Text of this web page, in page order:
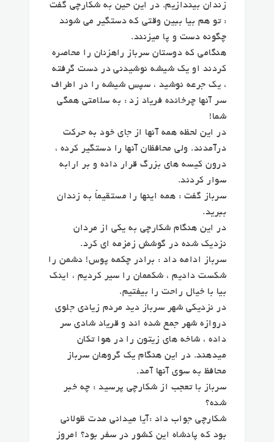
زندان بیندازیم. در این حین به شکارچی گفت
: تو هم بیا ببین وقتی که دستگیر می شوند
چگونه دست و پا میزنند.
هنگامی که دوستان سرباز راهزنان را محاصره
کردند او یک شیشه نوشیدنی در دست گرفته
، یک جرعه نوشید ، سپس شیشه را در اطراف
سر آنها چرخانده فریاد زد : به سلامتی همگی
شما!
در این لحظه همه آنها از جای خود به حرکت
درآمدند. ولی محافظان آنها را دستگیر کرده ،
درون کیسه های بزرگ قرار داده و بر ارابه
سوار کردند.
سرباز گفت : همه اینها را مستقیماً به زندان
ببرید.
در این هنگام شکارچی به یکی از مردان
نزدیک شده در گوشش زمزمه ای کرد.
سرباز ادامه داد : برادر چکمه پوس! دشمن را
شکست دادیم ، شکممان را سیر کردیم ، اینک
بیا با خیال راحت را بیفتیم.
در نزدیکی شهر سرباز دید مردم زیادی جلوی
دروازه شهر جمع شده اند و قریاد شادی سر
داده ، شاخه های زیتون را در هوا تکان
میدهند. در این هنگام یک گروهان سرباز
محافظ به سوی آنها آمد.
سرباز با تعجب از شکارچی پرسید : چه خبر
شده؟
شکارچی جواب داد :‌آیا میدانی مدت ظولانی
بود که پادشاه این کشور در سفر بود؟ امروز